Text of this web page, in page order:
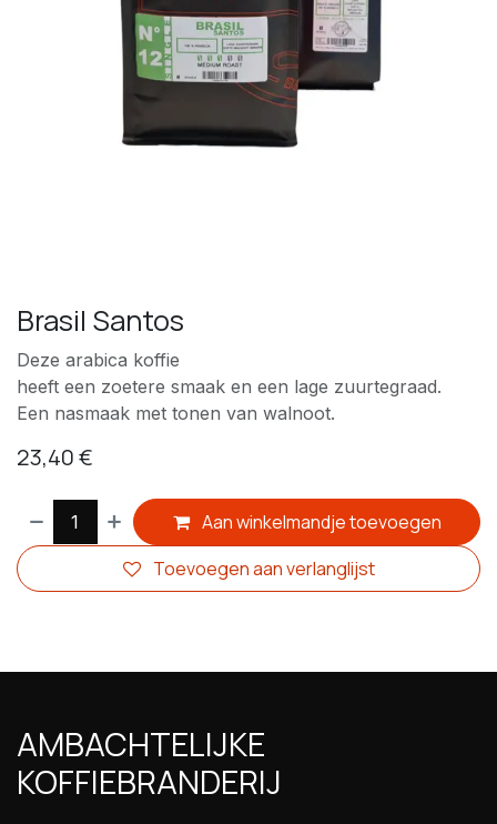
Brasil Santos
Deze arabica koffie
heeft een zoetere smaak en een lage zuurtegraad.
Een nasmaak met tonen van walnoot.
23,40€
Aan winkelmandje toevoegen
Toevoegen aan verlanglijst
AMBACHTELIJKE
KOFFIEBRANDERIJ